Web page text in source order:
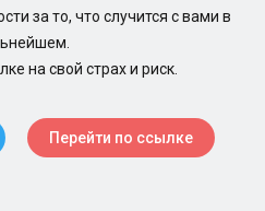
за то, что случится с вами в
на свой страх и риск.
Перейти по ссылке